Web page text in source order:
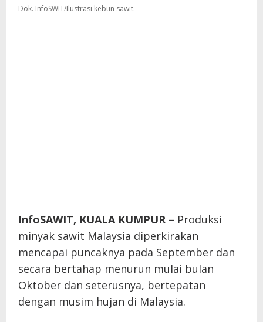
Dok. InfoSWIT/Ilustrasi kebun sawit.
InfoSAWIT, KUALA KUMPUR – Produksi
minyak sawit Malaysia diperkirakan
mencapai puncaknya pada September dan
secara bertahap menurun mulai bulan
Oktober dan seterusnya, bertepatan
dengan musim hujan di Malaysia.